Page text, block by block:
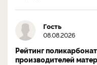
Гость
08.08.2026
Рейтинг
производителей